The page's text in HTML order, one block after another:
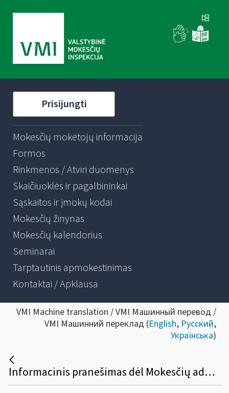
Prisijungti
Mokesčių mokėtojų informacija
Formos
Rinkmenos / Atviri duomenys
Skaičiuoklės ir pagalbininkai
Sąskaitos ir įmokų kodai
Mokesčių žinynas
Mokesčių kalendorius
Seminarai
Tarptautinis apmokestinimas
Kontaktai / Apklausa
VMI Machine translation / VMI Машинный перевод /
VMI Машинний переклад (English, Русский,
Українська)
Informacinis pranešimas dėl Mokesčių administravimo įstatymo, Valstybinio socialinio draudimo įstatymo, Administracinių nusižengimų kodekso pakeitimų.